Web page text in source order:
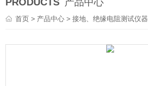
首页> 产品中心 >接地、绝缘电阻测试仪器